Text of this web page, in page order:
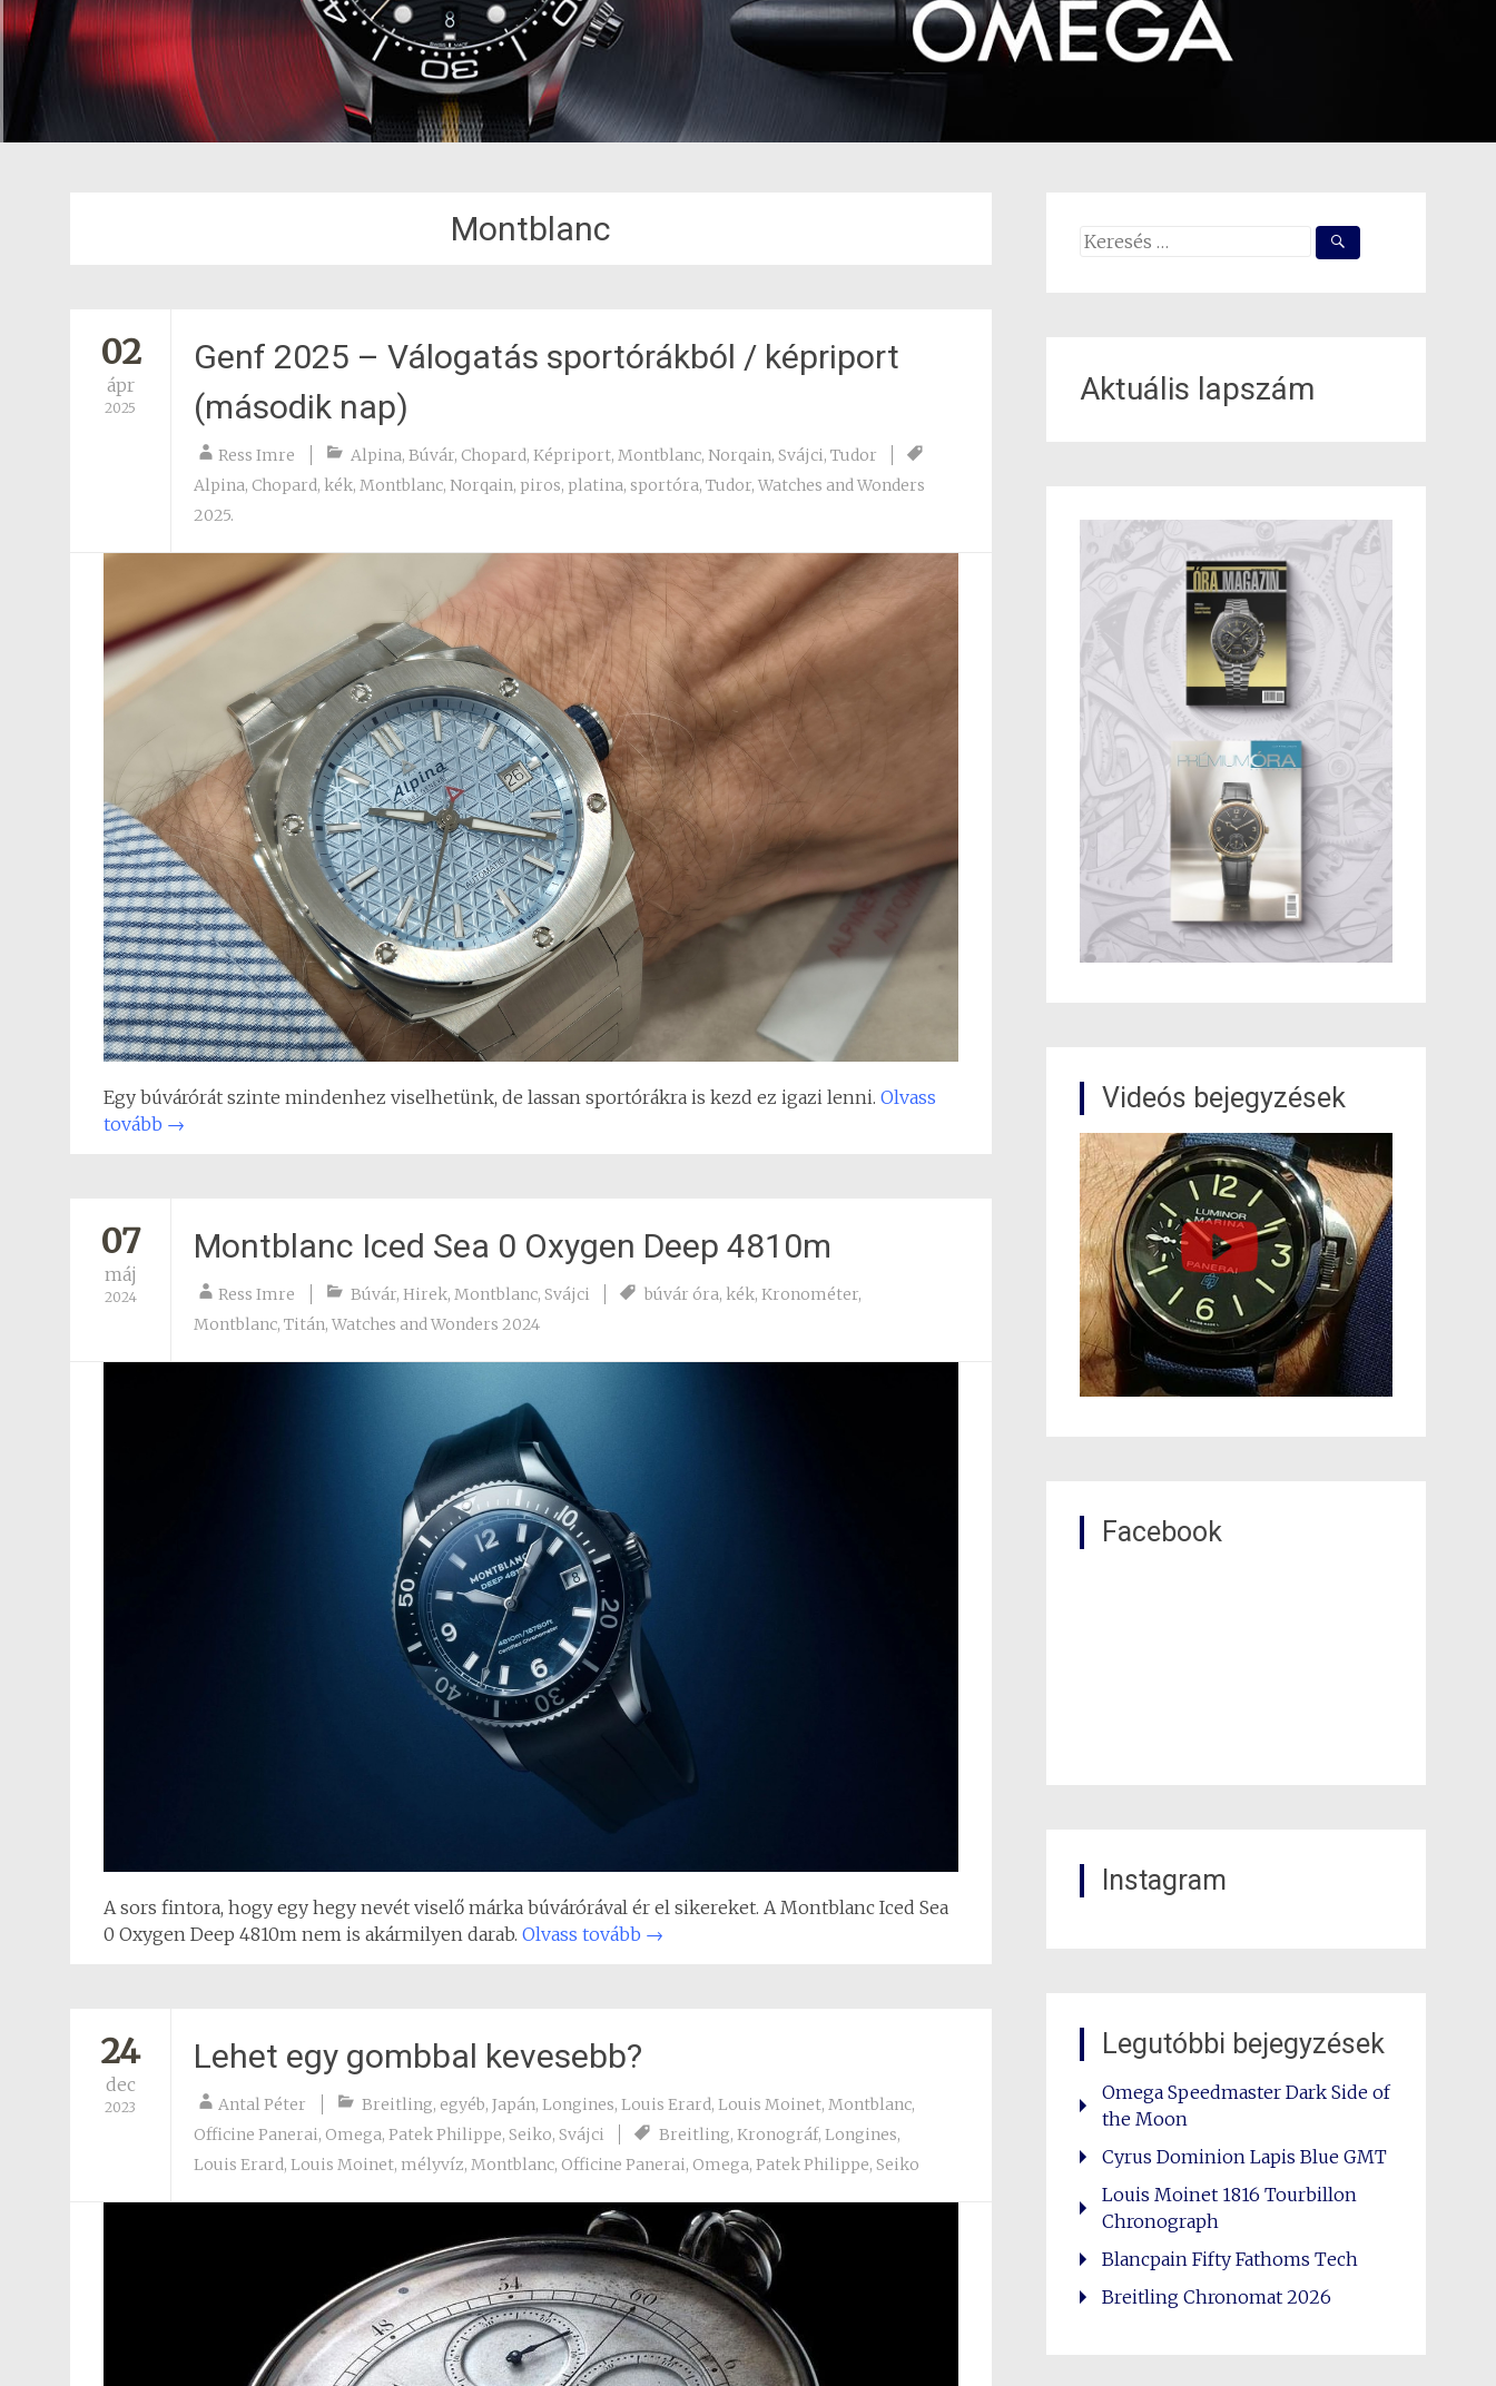
Montblanc
02
ápr
2025
Genf 2025 – Válogatás sportórákból / képriport
(második nap)
Ress Imre Alpina, Búvár, Chopard, Képriport, Montblanc, Norqain, Svájci, Tudor
Alpina, Chopard, kék, Montblanc, Norqain, piros, platina, sportóra, Tudor, Watches and Wonders
2025.
Egy búvárórát szinte mindenhez viselhetünk, de lassan sportórákra is kezd ez igazi lenni. Olvass
tovább →
07
máj
2024
Montblanc Iced Sea 0 Oxygen Deep 4810m
Ress Imre Búvár, Hirek, Montblanc, Svájci búvár óra, kék, Kronométer,
Montblanc, Titán, Watches and Wonders 2024
A sors fintora, hogy egy hegy nevét viselő márka búvárórával ér el sikereket. A Montblanc Iced Sea
0 Oxygen Deep 4810m nem is akármilyen darab. Olvass tovább →
24
dec
2023
Lehet egy gombbal kevesebb?
Antal Péter Breitling, egyéb, Japán, Longines, Louis Erard, Louis Moinet, Montblanc,
Officine Panerai, Omega, Patek Philippe, Seiko, Svájci Breitling, Kronográf, Longines,
Louis Erard, Louis Moinet, mélyvíz, Montblanc, Officine Panerai, Omega, Patek Philippe, Seiko
Search
Aktuális lapszám
Videós bejegyzések
Facebook
Instagram
Legutóbbi bejegyzések
Omega Speedmaster Dark Side of
the Moon
Cyrus Dominion Lapis Blue GMT
Louis Moinet 1816 Tourbillon
Chronograph
Blancpain Fifty Fathoms Tech
Breitling Chronomat 2026